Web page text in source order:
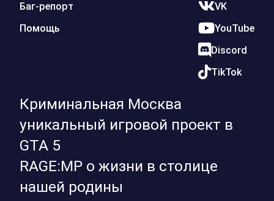
Криминальная Москва
уникальный игровой проект в
GTA 5
RAGE:MP о жизни в столице
нашей родины
Баг-репорт
Помощь
VK
YouTube
Discord
TikTok